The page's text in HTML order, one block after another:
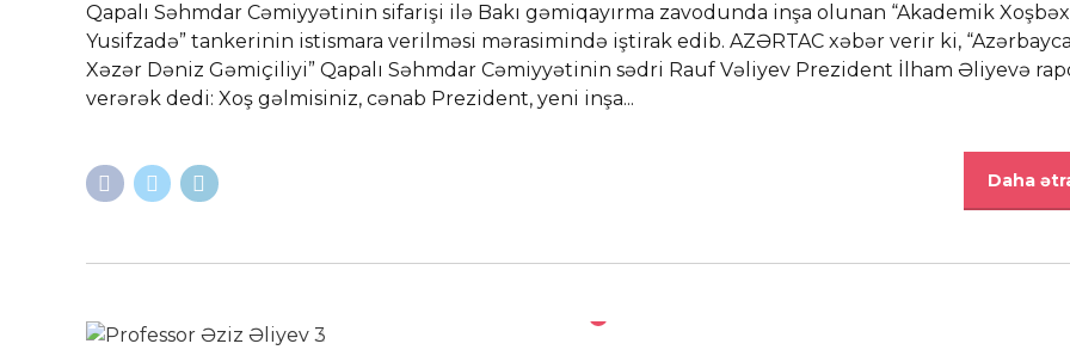
Qapalı Səhmdar Cəmiyyətinin sifarişi ilə Bakı gəmiqayırma zavodunda inşa olunan “Akademik
Yusifzadə” tankerinin istismara verilməsi mərasimində iştirak edib. AZƏRTAC xəbər verir ki,
Xəzər Dəniz Gəmiçiliyi” Qapalı Səhmdar Cəmiyyətinin sədri Rauf Vəliyev Prezident İlham Əliyevə
verərək dedi: Xoş gəlmisiniz, cənab Prezident, yeni inşa...
Daha